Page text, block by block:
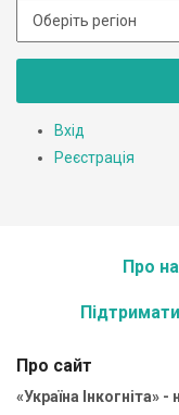
Вхід
Реєстрація
Про
Про сайт
«Україна Інкогніта»